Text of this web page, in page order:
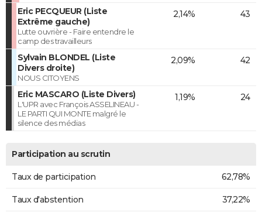
Eric PECQUEUR (Liste
Extrême gauche)
Lutte ouvrière - Faire entendre le
camp des travailleurs
2,14% 43
Sylvain BLONDEL (Liste
Divers droite)
NOUS CITOYENS
2,09% 42
Eric MASCARO (Liste Divers)
L'UPR avec François ASSELINEAU -
LE PARTI QUI MONTE malgré le
silence des médias
1,19% 24
Participation au scrutin
Taux de participation 62,78%
Taux d'abstention 37,22%